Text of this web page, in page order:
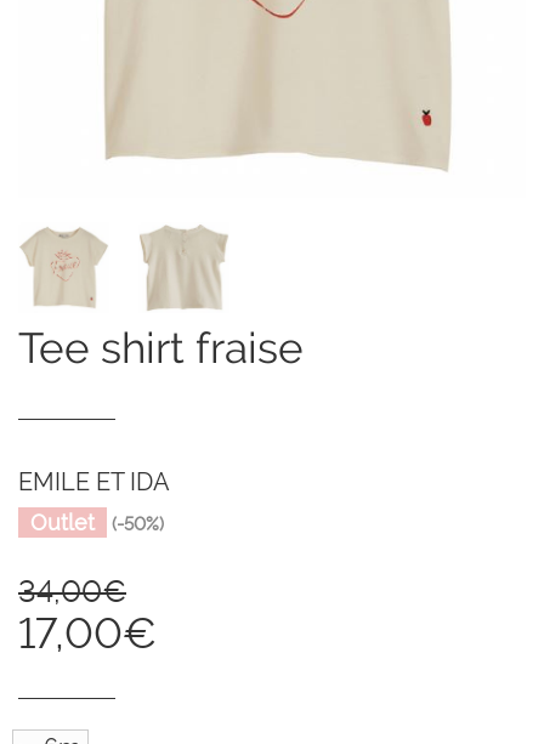
tee shirt fraise
EMILE ET IDA
Outlet (-50%)
34,00€
17,00€